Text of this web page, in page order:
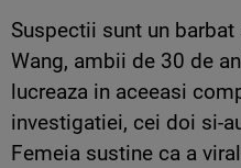
Suspectii sunt un
Wang, ambii de 30 de
lucreaza in aceeasi
investigatiei, cei doi si-
Femeia sustine ca a